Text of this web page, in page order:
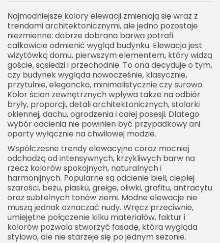
Najmodniejsze kolory elewacji zmieniają się wraz z
trendami architektonicznymi, ale jedno pozostaje
niezmienne: dobrze dobrana barwa potrafi
całkowicie odmienić wygląd budynku. Elewacja jest
wizytówką domu, pierwszym elementem, który widzą
goście, sąsiedzi i przechodnie. To ona decyduje o tym,
czy budynek wygląda nowocześnie, klasycznie,
przytulnie, elegancko, minimalistycznie czy surowo.
Kolor ścian zewnętrznych wpływa także na odbiór
bryły, proporcji, detali architektonicznych, stolarki
okiennej, dachu, ogrodzenia i całej posesji. Dlatego
wybór odcienia nie powinien być przypadkowy ani
oparty wyłącznie na chwilowej modzie.
Współczesne trendy elewacyjne coraz mocniej
odchodzą od intensywnych, krzykliwych barw na
rzecz kolorów spokojnych, naturalnych i
harmonijnych. Popularne są odcienie bieli, ciepłej
szarości, beżu, piasku, greige, oliwki, grafitu, antracytu
oraz subtelnych tonów ziemi. Modne elewacje nie
muszą jednak oznaczać nudy. Wręcz przeciwnie,
umiejętne połączenie kilku materiałów, faktur i
kolorów pozwala stworzyć fasadę, która wygląda
stylowo, ale nie starzeje się po jednym sezonie.
Kolory ziemi na elewacji
Zielona elewacja w subtelnej i naturalnej wersji
Ciepłe odcienie piaskowe i kremowe
Elewacja w kolorze betonu
Czarna elewacja jako odważny trend
Elewacja dwukolorowa
Elewacja z drewnianymi akcentami
Kolor elewacji a kolor dachu
Kolor elewacji a stolarka okienna
Kolor elewacji a styl domu
Dom nowoczesny
Nowoczesna stodoła
Dom klasyczny
Dom parterowy